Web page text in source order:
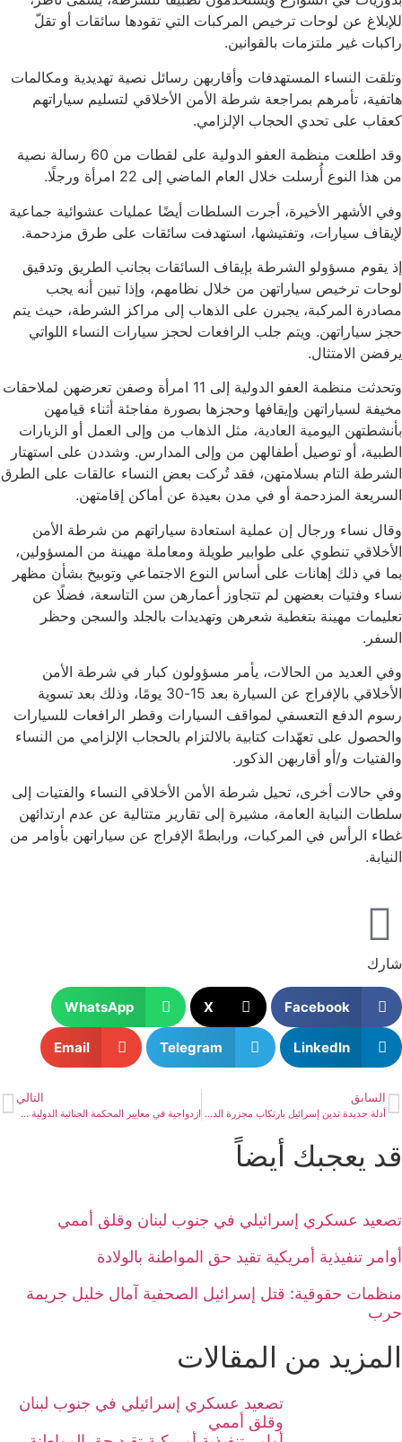
للإبلاغ عن لوحات ترخيص المركبات التي تقودها سائقات أو تقلّ
راكبات غير ملتزمات بالقوانين.
وتلقت النساء المستهدفات وأقاربهن رسائل نصية تهديدية ومكالمات
هاتفية، تأمرهم بمراجعة شرطة الأمن الأخلاقي لتسليم سياراتهم
كعقاب على تحدي الحجاب الإلزامي.
وقد اطلعت منظمة العفو الدولية على لقطات من 60 رسالة نصية
من هذا النوع أُرسلت خلال العام الماضي إلى 22 امرأة ورجلًا.
وفي الأشهر الأخيرة، أجرت السلطات أيضًا عمليات عشوائية جماعية
لإيقاف سيارات، وتفتيشها، استهدفت سائقات على طرق مزدحمة.
إذ يقوم مسؤولو الشرطة بإيقاف السائقات بجانب الطريق وتدقيق
لوحات ترخيص سياراتهن من خلال نظامهم، وإذا تبين أنه يجب
مصادرة المركبة، يجبرن على الذهاب إلى مراكز الشرطة، حيث يتم
حجز سياراتهن. ويتم جلب الرافعات لحجز سيارات النساء اللواتي
يرفضن الامتثال.
وتحدثت منظمة العفو الدولية إلى 11 امرأة وصفن تعرضهن لملاحقات
مخيفة لسياراتهن وإيقافها وحجزها بصورة مفاجئة أثناء قيامهن
بأنشطتهن اليومية العادية، مثل الذهاب من وإلى العمل أو الزيارات
الطبية، أو توصيل أطفالهن من وإلى المدارس. وشددن على استهتار
الشرطة التام بسلامتهن، فقد تُركت بعض النساء عالقات على الطرق
السريعة المزدحمة أو في مدن بعيدة عن أماكن إقامتهن.
وقال نساء ورجال إن عملية استعادة سياراتهم من شرطة الأمن
الأخلاقي تنطوي على طوابير طويلة ومعاملة مهينة من المسؤولين،
بما في ذلك إهانات على أساس النوع الاجتماعي وتوبيخ بشأن مظهر
نساء وفتيات بعضهن لم تتجاوز أعمارهن سن التاسعة، فضلًا عن
تعليمات مهينة بتغطية شعرهن وتهديدات بالجلد والسجن وحظر
السفر.
وفي العديد من الحالات، يأمر مسؤولون كبار في شرطة الأمن
الأخلاقي بالإفراج عن السيارة بعد 15-30 يومًا، وذلك بعد تسوية
رسوم الدفع التعسفي لمواقف السيارات وقطر الرافعات للسيارات
والحصول على تعهّدات كتابية بالالتزام بالحجاب الإلزامي من النساء
والفتيات و/أو أقاربهن الذكور.
وفي حالات أخرى، تحيل شرطة الأمن الأخلاقي النساء والفتيات إلى
سلطات النيابة العامة، مشيرة إلى تقارير متتالية عن عدم ارتدائهن
غطاء الرأس في المركبات، ورابطةً الإفراج عن سياراتهن بأوامر من
النيابة.
شارك
Facebook
X
WhatsApp
LinkedIn
Telegram
Email
السابق
أدلة جديدة تدين إسرائيل بارتكاب مجزرة الدقيق ضد المدنيين الجياع في غزة
التالي
ازدواجية في معايير المحكمة الجنائية الدولية مع الحالة في فلسطين
قد يعجبك أيضاً
تصعيد عسكري إسرائيلي في جنوب لبنان وقلق أممي
أوامر تنفيذية أمريكية تقيد حق المواطنة بالولادة
منظمات حقوقية: قتل إسرائيل الصحفية آمال خليل جريمة
حرب
المزيد من المقالات
تصعيد عسكري إسرائيلي في جنوب لبنان
وقلق أممي